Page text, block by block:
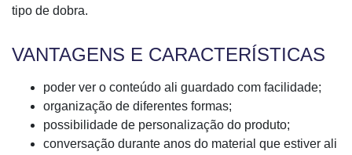
tipo de dobra.
VANTAGENS E CARACTERÍSTICAS
poder ver o conteúdo ali guardado com facilidade;
organização de diferentes formas;
possibilidade de personalização do produto;
conversação durante anos do material que estiver ali